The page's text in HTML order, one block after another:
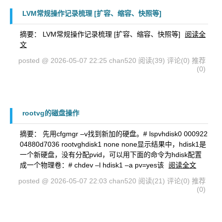
LVM常规操作记录梳理 [扩容、缩容、快照等]
摘要： LVM常规操作记录梳理 [扩容、缩容、快照等]
阅读全
文
posted @ 2026-05-07 22:25 chan520 阅读(39) 评论(0) 推荐
(0)
rootvg的磁盘操作
摘要： 先用cfgmgr –v找到新加的硬盘。# lspvhdisk0 000922
04880d7036 rootvghdisk1 none none显示结果中，hdisk1是
一个新硬盘，没有分配pvid，可以用下面的命令为hdisk配置
成一个物理卷：# chdev –l hdisk1 –a pv=yes该
阅读全文
posted @ 2026-05-07 22:03 chan520 阅读(21) 评论(0) 推荐
(0)